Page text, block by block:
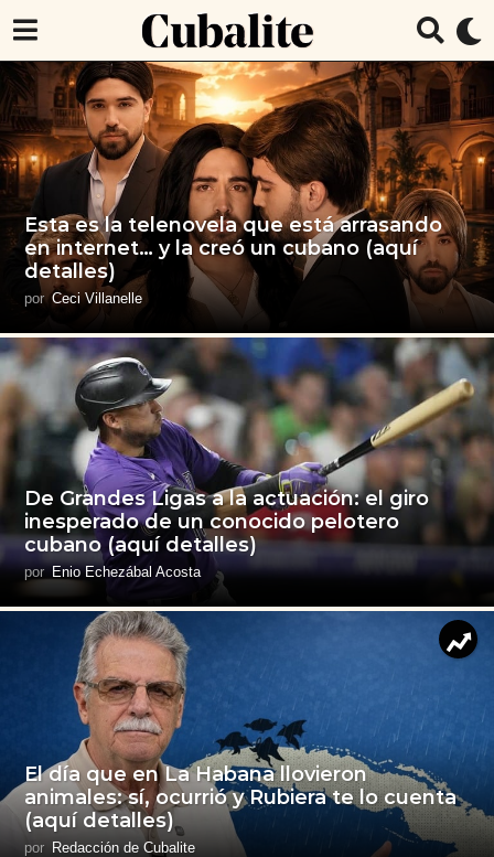
Esta es la telenovela que está arrasando
en internet… y la creó un cubano (aquí
detalles)
por Ceci Villanelle
De Grandes Ligas a la actuación: el giro
inesperado de un conocido pelotero
cubano (aquí detalles)
por Enio Echezábal Acosta
El día que en La Habana llovieron
animales: sí, ocurrió y Rubiera te lo cuenta
(aquí detalles)
por Redacción de Cubalite